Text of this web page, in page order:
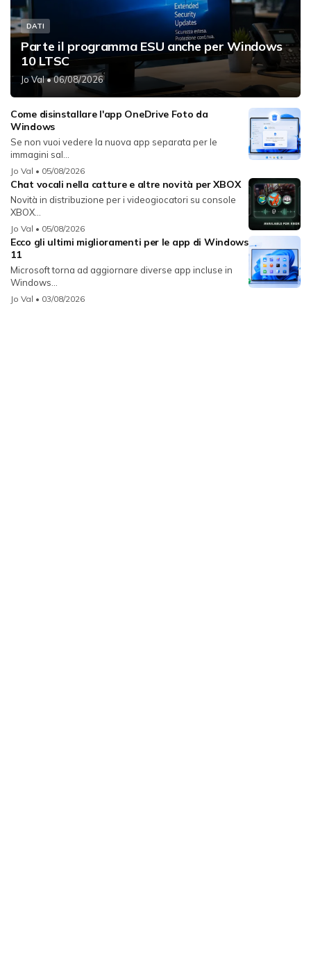
DATI
Parte il programma ESU anche per Windows
10 LTSC
Jo Val• 06/08/2026
Come disinstallare l'app OneDrive Foto da
Windows
Se non vuoi vedere la nuova app separata per le
immagini sal...
Jo Val • 05/08/2026
Chat vocali nella catture e altre novità per XBOX
Novità in distribuzione per i videogiocatori su console
XBOX...
Jo Val • 05/08/2026
Ecco gli ultimi miglioramenti per le app di Windows
11
Microsoft torna ad aggiornare diverse app incluse in
Windows...
Jo Val • 03/08/2026